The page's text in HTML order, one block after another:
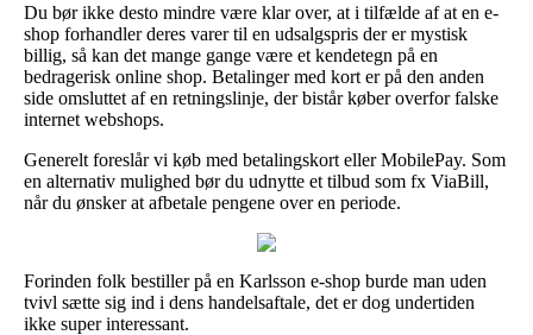
Du bør ikke desto mindre være klar over, at i tilfælde af at en e-
shop forhandler deres varer til en udsalgspris der er mystisk
billig, så kan det mange gange være et kendetegn på en
bedragerisk online shop. Betalinger med kort er på den anden
side omsluttet af en retningslinje, der bistår køber overfor falske
internet webshops.
Generelt foreslår vi køb med betalingskort eller MobilePay. Som
en alternativ mulighed bør du udnytte et tilbud som fx ViaBill,
når du ønsker at afbetale pengene over en periode.
Forinden folk bestiller på en Karlsson e-shop burde man uden
tvivl sætte sig ind i dens handelsaftale, det er dog undertiden
ikke super interessant.